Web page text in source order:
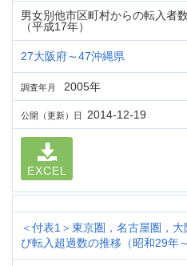
男女別他市区町村からの転入者
（平成17年）
27大阪府～47沖縄県
調査年月 2005年
公開（更新）日 2014-12-19
EXCEL
＜付表1＞東京圏，名古屋圏，
び転入超過数の推移（昭和29年